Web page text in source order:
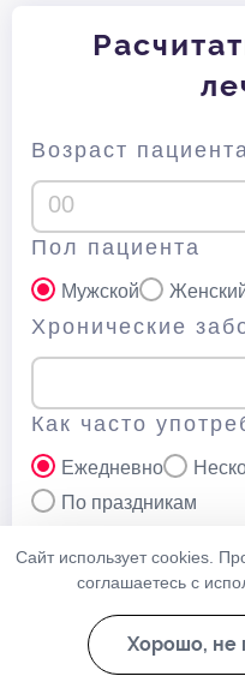
Возраст
Пол пациента
Мужской
Хронические
Как часто
Ежедневно
По праздникам
Нажимая кнопку
Сайт использует cookies.
соглашаетесь с
Хорошо, не